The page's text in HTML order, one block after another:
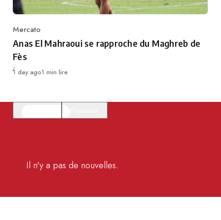
Category
Mercato
Anas El Mahraoui se rapproche du Maghreb de
Fès
Publié
1 day ago1 min lire
Il n'y a pas de nouvelles.